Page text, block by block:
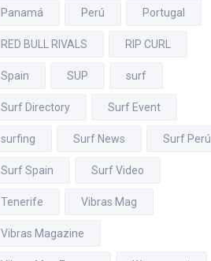
Panamá Perú Portugal
RED BULL RIVALS RIP CURL
Spain SUP surf
Surf Directory Surf Event
surfing Surf News Surf Perú
Surf Spain Surf Video
Tenerife Vibras Mag
Vibras Magazine